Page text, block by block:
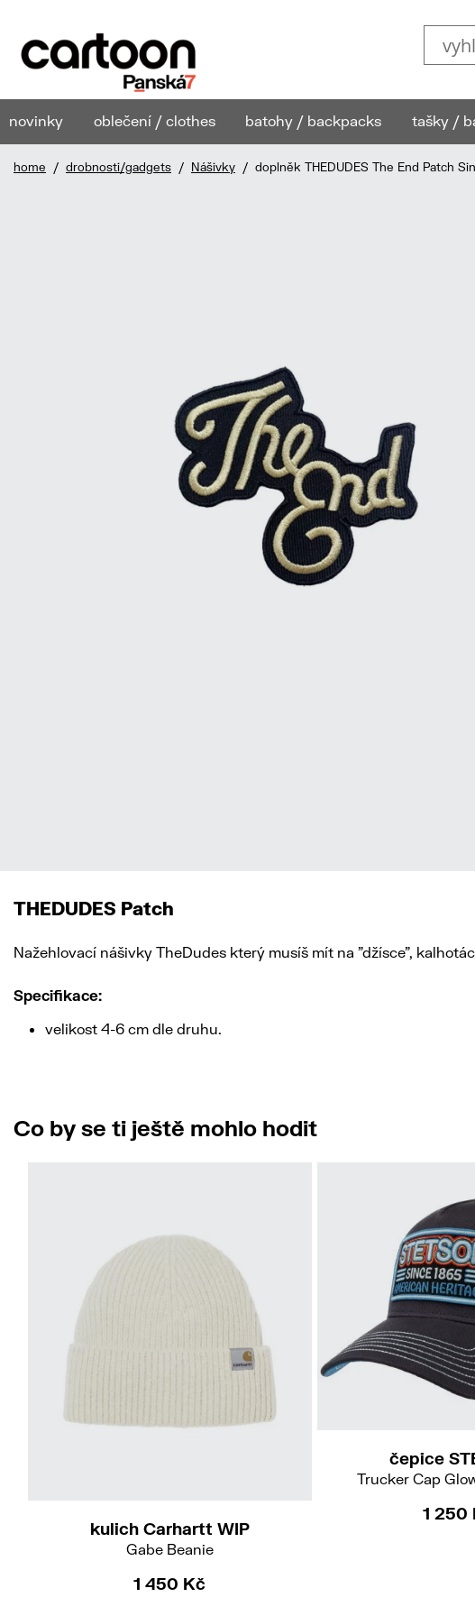
novinky oblečení / clothes batohy / backpacks tašky /
home / drobnosti/gadgets / Nášivky / doplněk THEDUDES The End Patch
THEDUDES Patch
Nažehlovací nášivky TheDudes který musíš mít na "džísce",
Specifikace:
velikost 4-6 cm dle druhu.
Co by se ti ještě mohlo hodit
kulich Carhartt WIP
Gabe Beanie
1 450 Kč
čepice
Trucker Cap
1 250